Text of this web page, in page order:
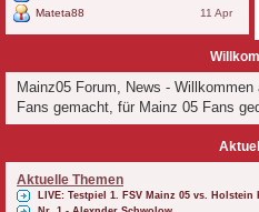
Mainz05 Forum, News -
Fans gemacht, für Mainz 05 Fans
Aktuelle Themen
LIVE: Testpiel 1. FSV Mainz 05 vs. Holstein
Mateta88
11 Apr